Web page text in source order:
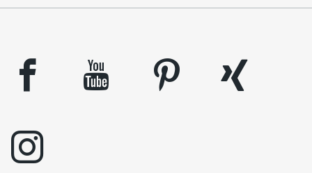
facebook youtube pinterest
xing
instagram